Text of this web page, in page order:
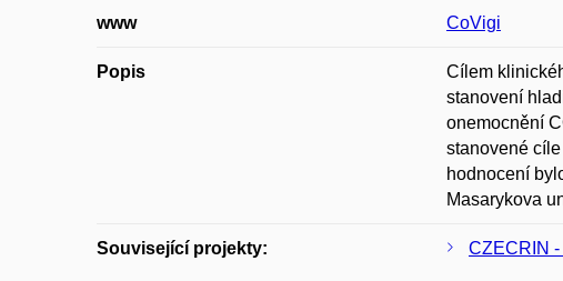
www CoVigi
Popis
Cílem
stanovení
onemocnění
stanovené
hodnocení
Masarykova
Související projekty: CZECRIN